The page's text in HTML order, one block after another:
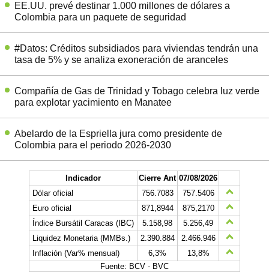
EE.UU. prevé destinar 1.000 millones de dólares a
Colombia para un paquete de seguridad
#Datos: Créditos subsidiados para viviendas tendrán una
tasa de 5% y se analiza exoneración de aranceles
Compañía de Gas de Trinidad y Tobago celebra luz verde
para explotar yacimiento en Manatee
Abelardo de la Espriella jura como presidente de
Colombia para el periodo 2026-2030
Indicador Cierre Ant 07/08/2026
Dólar oficial
756.7083
757.5406
Euro oficial
871,8944
875,2170
Índice Bursátil Caracas (IBC)
5.158,98
5.256,49
Liquidez Monetaria (MMBs.)
2.390.884
2.466.946
Inflación (Var% mensual)
6,3%
13,8%
Fuente: BCV - BVC